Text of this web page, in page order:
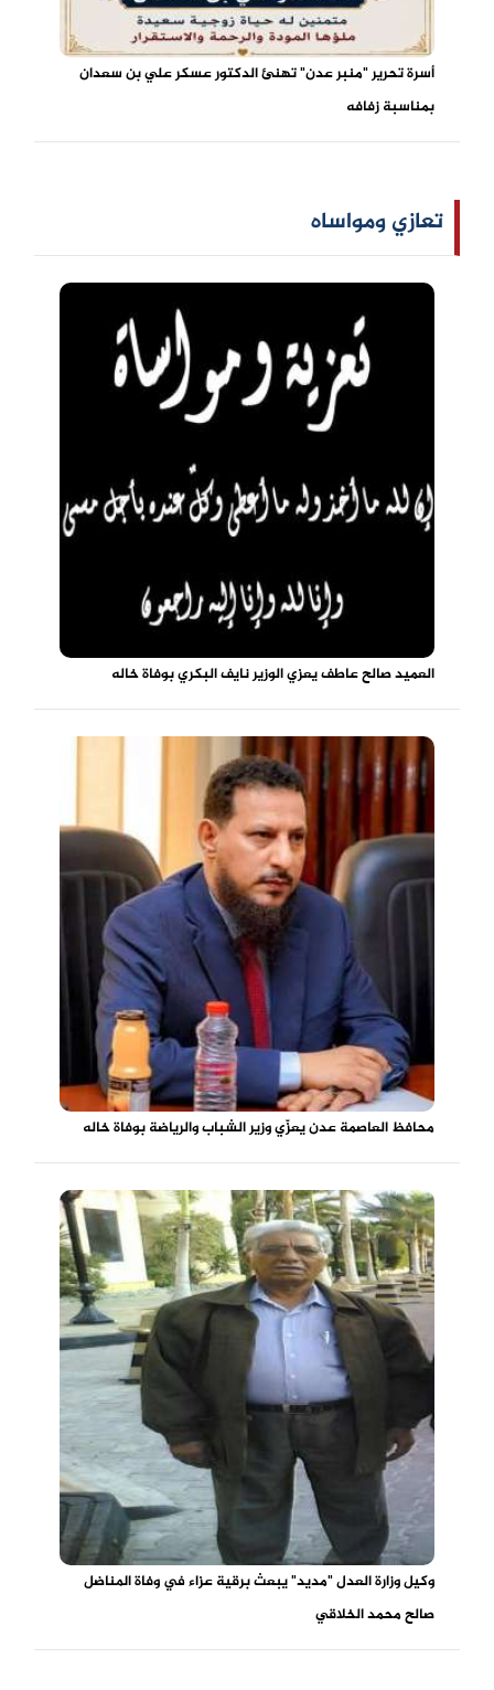
أسرة تحرير "منبر عدن" تهنئ الدكتور عسكر علي بن سعدان
بمناسبة زفافه
تعازي ومواساه
العميد صالح عاطف يعزي الوزير نايف البكري بوفاة خاله
محافظ العاصمة عدن يعزّي وزير الشباب والرياضة بوفاة خاله
وكيل وزارة العدل "مديد" يبعث برقية عزاء في وفاة المناضل
صالح محمد الخلاقي